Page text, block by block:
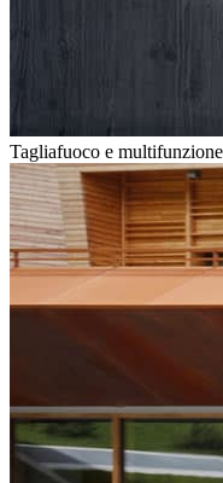
Tagliafuoco e multifunzione